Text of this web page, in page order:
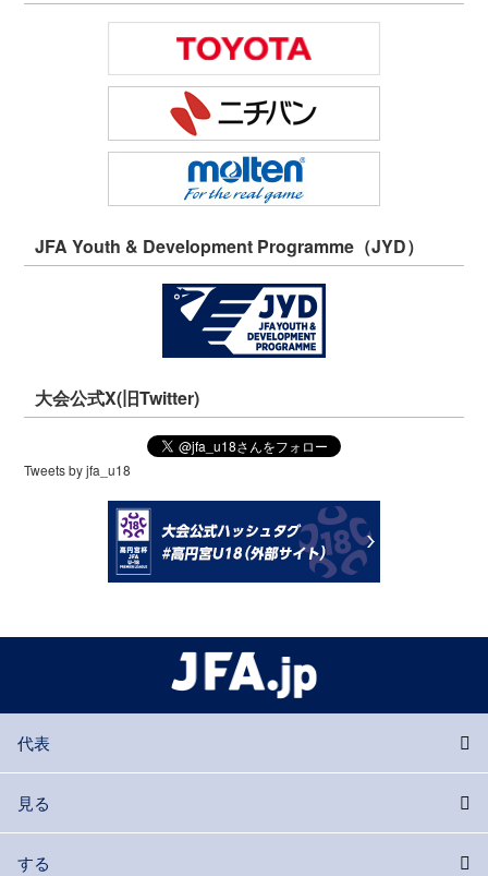
JFA Youth & Development Programme（JYD）
大会公式X(旧Twitter)
Tweets by jfa_u18
代表
見る
する